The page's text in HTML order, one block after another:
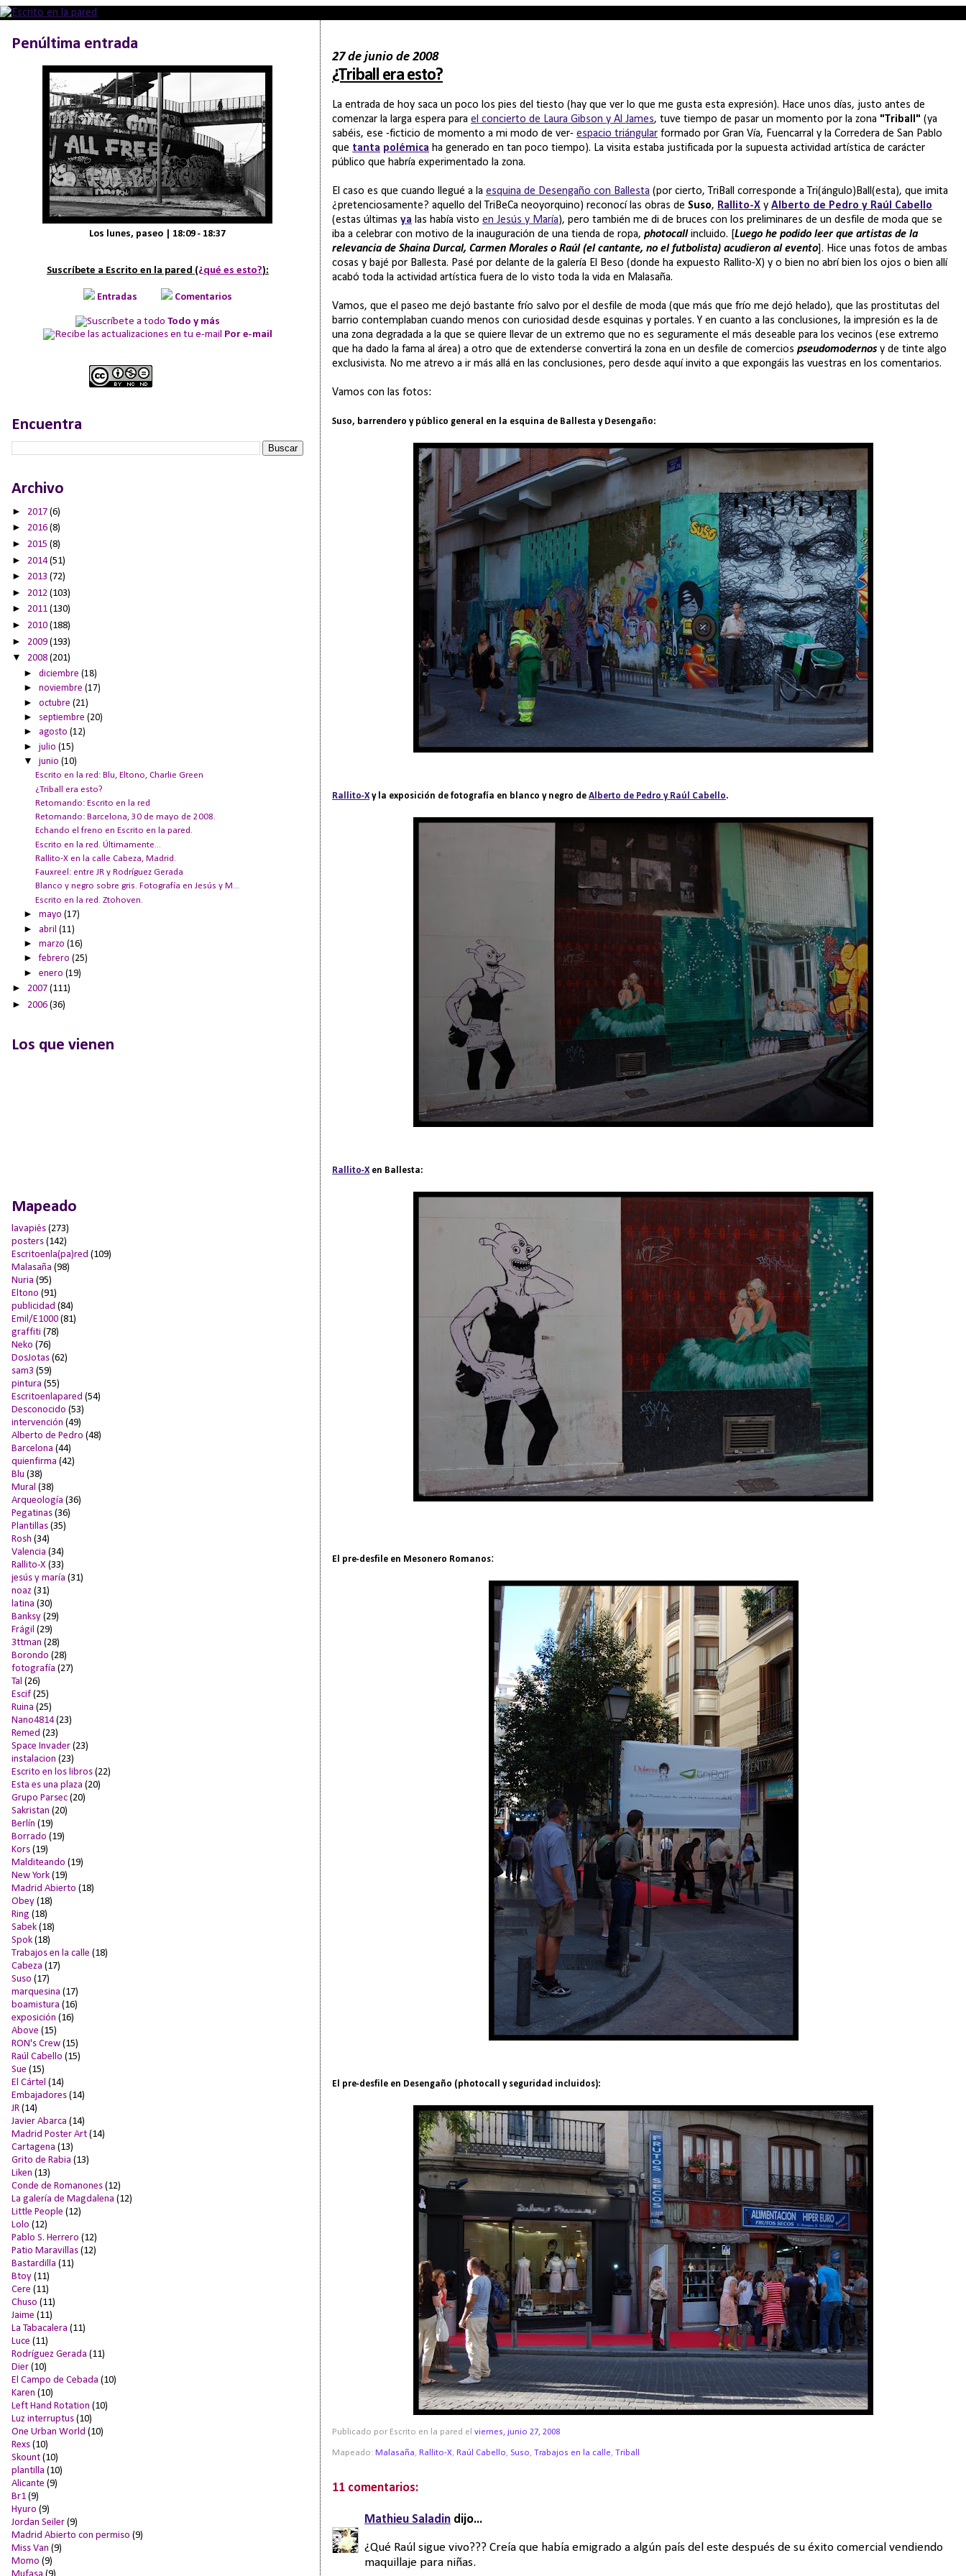
27 de junio de 2008
¿Triball era esto?
La entrada de hoy saca un poco los pies del tiesto (hay que ver lo que me gusta esta expresión). Hace unos días, justo antes de
comenzar la larga espera parael concierto de Laura Gibson y Al James, tuve tiempo de pasar un momento por la zona "Triball" (ya
sabéis, ese -ficticio de momento a mi modo de ver-espacio triángular formado por Gran Vía, Fuencarral y la Corredera de San Pablo
que tanta polémica ha generado en tan poco tiempo). La visita estaba justificada por la supuesta actividad artística de carácter
público que habría experimentado la zona.
El caso es que cuando llegué a laesquina de Desengaño con Ballesta (por cierto, TriBall corresponde a Tri(ángulo)Ball(esta), que imita
¿pretenciosamente? aquello del TriBeCa neoyorquino) reconocí las obras deSuso, Rallito-X yAlberto de Pedro y Raúl Cabello
(estas últimasya las había vistoen Jesús y María), pero también me di de bruces con los preliminares de un desfile de moda que se
iba a celebrar con motivo de la inauguración de una tienda de ropa,photocallincluido. [Luego he podido leer que artistas de la
relevancia de Shaina Durcal, Carmen Morales o Raúl (el cantante, no el futbolista) acudieron al evento]. Hice unas fotos de ambas
cosas y bajé por Ballesta. Pasé por delante de la galería El Beso (donde ha expuesto Rallito-X) y o bien no abrí bien los ojos o bien allí
acabó toda la actividad artística fuera de lo visto toda la vida en Malasaña.
Vamos, que el paseo me dejó bastante frío salvo por el desfile de moda (que más que frío me dejó helado), que las prostitutas del
barrio contemplaban cuando menos con curiosidad desde esquinas y portales. Y en cuanto a las conclusiones, la impresión es la de
una zona degradada a la que se quiere llevar de un extremo que no es seguramente el más deseable para los vecinos (ese extremo
que ha dado la fama al área) a otro que de extenderse convertirá la zona en un desfile de comerciospseudomodernos y de tinte algo
exclusivista. No me atrevo a ir más allá en las conclusiones, pero desde aquí invito a que expongáis las vuestras en los comentarios.
Vamos con las fotos:
Suso, barrendero y público general en la esquina de Ballesta y Desengaño:
Rallito-X y la exposición de fotografía en blanco y negro deAlberto de Pedro y Raúl Cabello.
Rallito-X en Ballesta:
El pre-desfile en Mesonero Romanos:
El pre-desfile en Desengaño (photocall y seguridad incluidos):
Publicado por Escrito en la pared elviernes, junio 27, 2008
Mapeado:Malasaña,Rallito-X,Raúl Cabello,Suso,Trabajos en la calle,Triball
11 comentarios:
Mathieu Saladin dijo...
¿Qué Raúl sigue vivo??? Creía que había emigrado a algún país del este después de su éxito comercial vendiendo
maquillaje para niñas.
Penúltima entrada
Los lunes, paseo | 18:09 - 18:37
Suscríbete a Escrito en la pared (¿qué es esto?):
Entradas Comentarios
Todo y más
Por e-mail
Encuentra
Archivo
► 2017 (6)
► 2016 (8)
► 2015 (8)
► 2014(51)
► 2013 (72)
► 2012 (103)
► 2011 (130)
► 2010 (188)
► 2009 (193)
▼ 2008 (201)
►diciembre(18)
►noviembre(17)
►octubre(21)
► septiembre(20)
► agosto(12)
►julio(15)
▼junio(10)
Escrito en la red: Blu, Eltono, Charlie Green
¿Triball era esto?
Retomando: Escrito en la red
Retomando: Barcelona, 30 de mayo de 2008.
Echando el freno en Escrito en la pared.
Escrito en la red. Últimamente...
Rallito-X en la calle Cabeza, Madrid.
Fauxreel: entre JR y Rodríguez Gerada
Blanco y negro sobre gris. Fotografía en Jesús y M...
Escrito en la red. Ztohoven.
►mayo(17)
► abril(11)
►marzo(16)
►febrero(25)
►enero(19)
► 2007 (111)
► 2006 (36)
Los que vienen
Mapeado
lavapiés (273)
posters (142)
Escritoenla(pa)red (109)
Malasaña (98)
Nuria (95)
Eltono (91)
publicidad (84)
Emil/E1000 (81)
graffiti (78)
Neko (76)
DosJotas (62)
sam3 (59)
pintura (55)
Escritoenlapared (54)
Desconocido (53)
intervención (49)
Alberto de Pedro (48)
Barcelona (44)
quienfirma (42)
Blu (38)
Mural (38)
Arqueología (36)
Pegatinas (36)
Plantillas (35)
Rosh (34)
Valencia (34)
Rallito-X (33)
jesús y maría (31)
noaz (31)
latina (30)
Banksy (29)
Frágil (29)
3ttman (28)
Borondo (28)
fotografía (27)
Tal (26)
Escif (25)
Ruina (25)
Nano4814 (23)
Remed (23)
Space Invader (23)
instalacion (23)
Escrito en los libros (22)
Esta es una plaza (20)
Grupo Parsec (20)
Sakristan (20)
Berlín (19)
Borrado (19)
Kors (19)
Malditeando (19)
New York (19)
Madrid Abierto (18)
Obey (18)
Ring (18)
Sabek (18)
Spok (18)
Trabajos en la calle (18)
Cabeza (17)
Suso (17)
marquesina (17)
boamistura (16)
exposición (16)
Above (15)
RON's Crew (15)
Raúl Cabello (15)
Sue (15)
El Cártel (14)
Embajadores (14)
JR (14)
Javier Abarca (14)
Madrid Poster Art (14)
Cartagena (13)
Grito de Rabia (13)
Liken (13)
Conde de Romanones (12)
La galería de Magdalena (12)
Little People (12)
Lolo (12)
Pablo S. Herrero (12)
Patio Maravillas (12)
Bastardilla (11)
Btoy (11)
Cere (11)
Chuso (11)
Jaime (11)
La Tabacalera (11)
Luce (11)
Rodríguez Gerada (11)
Dier (10)
El Campo de Cebada (10)
Karen (10)
Left Hand Rotation (10)
Luz interruptus (10)
One Urban World (10)
Rexs (10)
Skount (10)
plantilla (10)
Alicante (9)
Br1 (9)
Hyuro (9)
Jordan Seiler (9)
Madrid Abierto con permiso (9)
Miss Van (9)
Momo (9)